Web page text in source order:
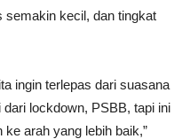
semakin kecil, dan tingkat
ingin terlepas dari suasana
lockdown, PSBB, tapi ini
arah yang lebih baik,”